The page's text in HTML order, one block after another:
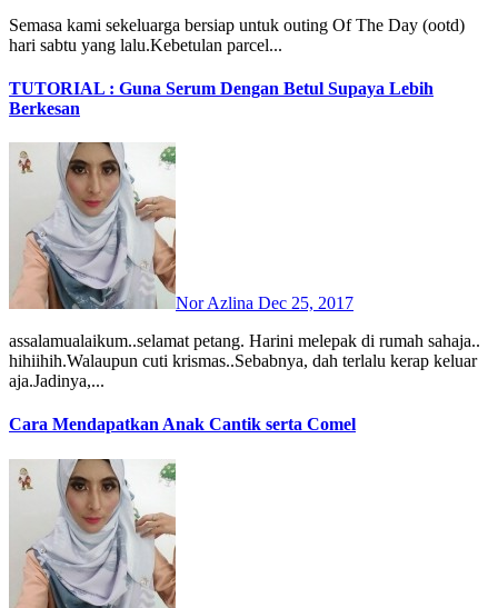
Semasa kami sekeluarga bersiap untuk outing Of The Day (ootd)
hari sabtu yang lalu.Kebetulan parcel...
TUTORIAL : Guna Serum Dengan Betul Supaya Lebih
Berkesan
Nor Azlina Dec 25, 2017
assalamualaikum..selamat petang. Harini melepak di rumah sahaja..
hihiihih.Walaupun cuti krismas..Sebabnya, dah terlalu kerap keluar
aja.Jadinya,...
Cara Mendapatkan Anak Cantik serta Comel